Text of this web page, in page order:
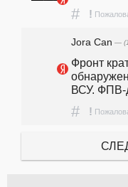
# !
Jora Can —
Фронт
ВСУ. ФПВ-
# !